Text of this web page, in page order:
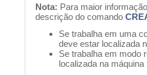
Nota: Para maior
descrição do comando
Se trabalha em uma
deve estar localizada
Se trabalha em modo
localizada na